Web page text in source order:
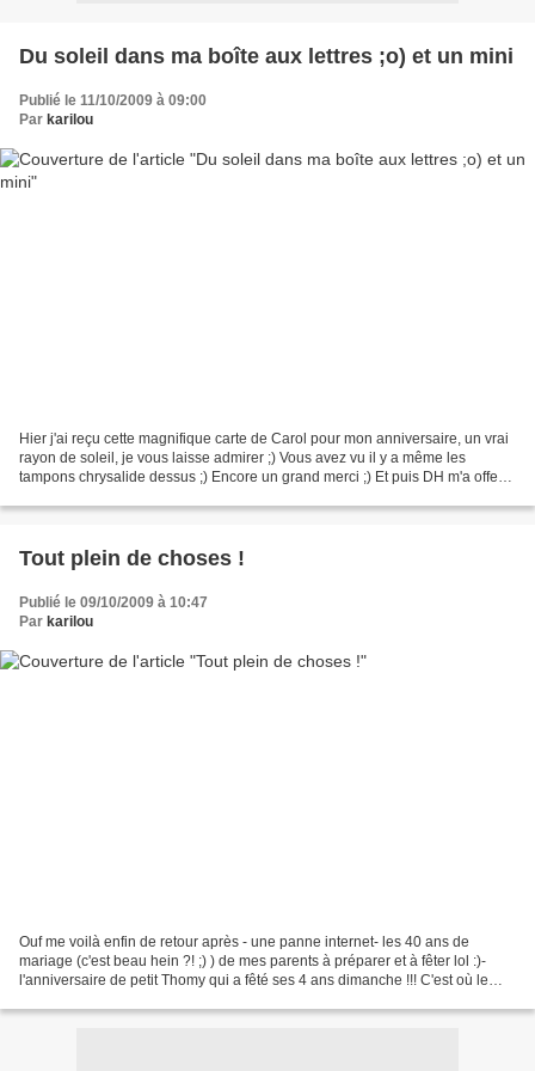
Du soleil dans ma boîte aux lettres ;o) et un mini
Publié le 11/10/2009 à 09:00
Par karilou
Hier j'ai reçu cette magnifique carte de Carol pour mon anniversaire, un vrai
rayon de soleil, je vous laisse admirer ;) Vous avez vu il y a même les
tampons chrysalide dessus ;) Encore un grand merci ;) Et puis DH m'a offert
Tout plein de choses !
Publié le 09/10/2009 à 10:47
Par karilou
Ouf me voilà enfin de retour après - une panne internet- les 40 ans de
mariage (c'est beau hein ?! ;) ) de mes parents à préparer et à fêter lol :)-
l'anniversaire de petit Thomy qui a fêté ses 4 ans dimanche !!! C'est où le